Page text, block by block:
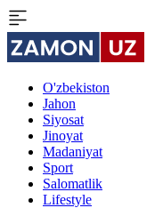
O'zbekiston
Jahon
Siyosat
Jinoyat
Madaniyat
Sport
Salomatlik
Lifestyle